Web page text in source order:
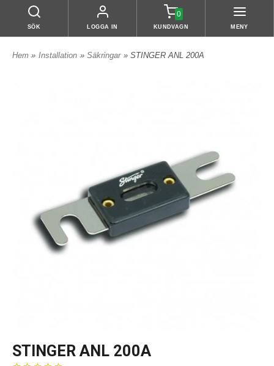
SÖK LOGGA IN
0
KUNDVAGN MENY
Hem » Installation » Säkringar » STINGER ANL 200A
STINGER ANL 200A